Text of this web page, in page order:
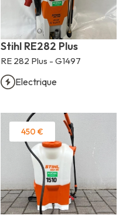
Stihl RE282 Plus
RE 282 Plus - G1497
Electrique
450 €